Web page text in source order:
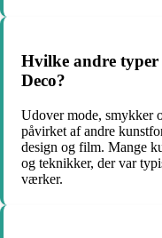
Hvilke andre
Deco?
Udover mode, smykker
påvirket af andre
design og film. Mange
og teknikker, der var
værker.